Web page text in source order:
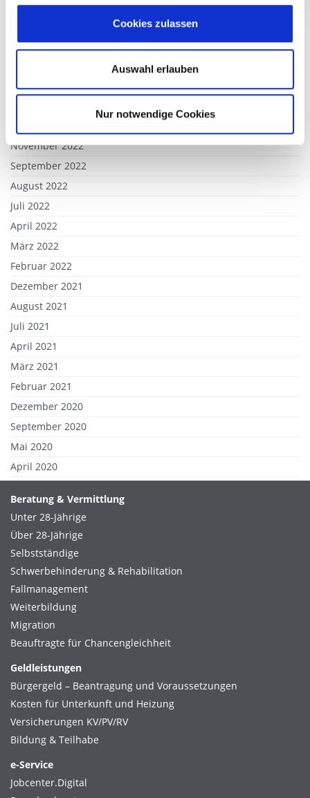
Cookies zulassen
Auswahl erlauben
Nur notwendige Cookies
August 2023
Juni 2023
Februar 2023
November 2022
September 2022
August 2022
Juli 2022
April 2022
März 2022
Februar 2022
Dezember 2021
August 2021
Juli 2021
April 2021
März 2021
Februar 2021
Dezember 2020
September 2020
Mai 2020
April 2020
Beratung & Vermittlung
Unter 28-Jährige
Über 28-Jährige
Selbstständige
Schwerbehinderung & Rehabilitation
Fallmanagement
Weiterbildung
Migration
Beauftragte für Chancengleichheit
Geldleistungen
Bürgergeld – Beantragung und Voraussetzungen
Kosten für Unterkunft und Heizung
Versicherungen KV/PV/RV
Bildung & Teilhabe
e-Service
Jobcenter.Digital